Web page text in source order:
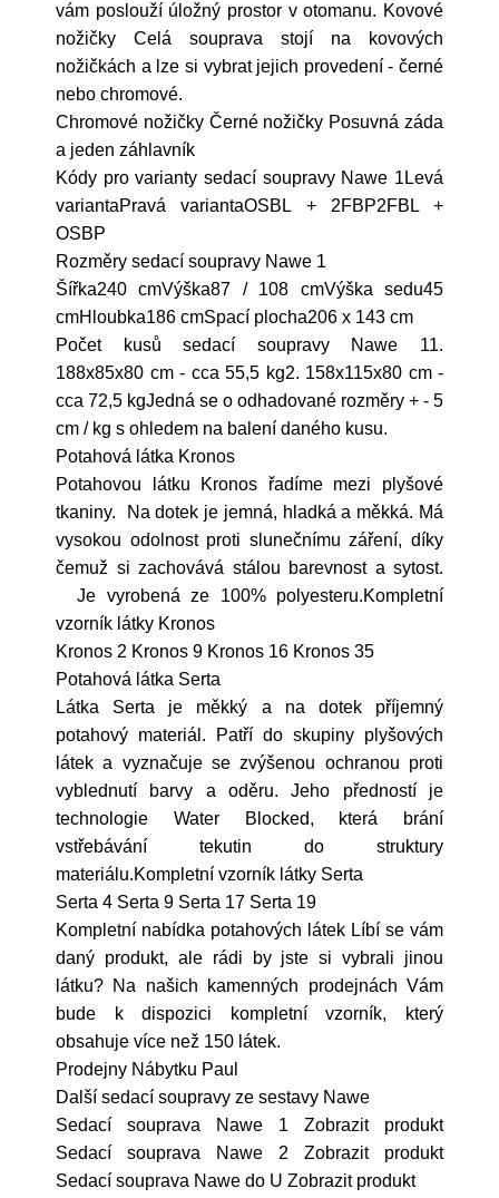
vám poslouží úložný prostor v otomanu. Kovové
nožičky Celá souprava stojí na kovových
nožičkách a lze si vybrat jejich provedení - černé
nebo chromové.
Chromové nožičky Černé nožičky Posuvná záda
a jeden záhlavník
Kódy pro varianty sedací soupravy Nawe 1Levá
variantaPravá variantaOSBL + 2FBP2FBL +
OSBP
Rozměry sedací soupravy Nawe 1
Šířka240 cmVýška87 / 108 cmVýška sedu45
cmHloubka186 cmSpací plocha206 x 143 cm
Počet kusů sedací soupravy Nawe 11.
188x85x80 cm - cca 55,5 kg2. 158x115x80 cm -
cca 72,5 kgJedná se o odhadované rozměry + - 5
cm / kg s ohledem na balení daného kusu.
Potahová látka Kronos
Potahovou látku Kronos řadíme mezi plyšové
tkaniny. Na dotek je jemná, hladká a měkká. Má
vysokou odolnost proti slunečnímu záření, díky
čemuž si zachovává stálou barevnost a sytost.
Je vyrobená ze 100% polyesteru.Kompletní
vzorník látky Kronos
Kronos 2 Kronos 9 Kronos 16 Kronos 35
Potahová látka Serta
Látka Serta je měkký a na dotek příjemný
potahový materiál. Patří do skupiny plyšových
látek a vyznačuje se zvýšenou ochranou proti
vyblednutí barvy a oděru. Jeho předností je
technologie Water Blocked, která brání
vstřebávání tekutin do struktury
materiálu.Kompletní vzorník látky Serta
Serta 4 Serta 9 Serta 17 Serta 19
Kompletní nabídka potahových látek Líbí se vám
daný produkt, ale rádi by jste si vybrali jinou
látku? Na našich kamenných prodejnách Vám
bude k dispozici kompletní vzorník, který
obsahuje více než 150 látek.
Prodejny Nábytku Paul
Další sedací soupravy ze sestavy Nawe
Sedací souprava Nawe 1 Zobrazit produkt
Sedací souprava Nawe 2 Zobrazit produkt
Sedací souprava Nawe do U Zobrazit produkt